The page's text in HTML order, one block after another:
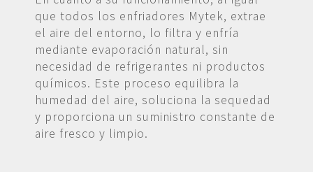
que todos los enfriadores Mytek, extrae
el aire del entorno, lo filtra y enfría
mediante evaporación natural, sin
necesidad de refrigerantes ni productos
químicos. Este proceso equilibra la
humedad del aire, soluciona la sequedad
y proporciona un suministro constante de
aire fresco y limpio.